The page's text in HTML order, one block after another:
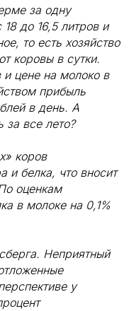
за одну
до 16,5 литров и
то есть хозяйство
коровы в сутки.
цене на молоко в
прибыль
в день. А
за все лето?
коров
и белка, что вносит
оценкам
в молоке на 0,1%
Неприятный
у